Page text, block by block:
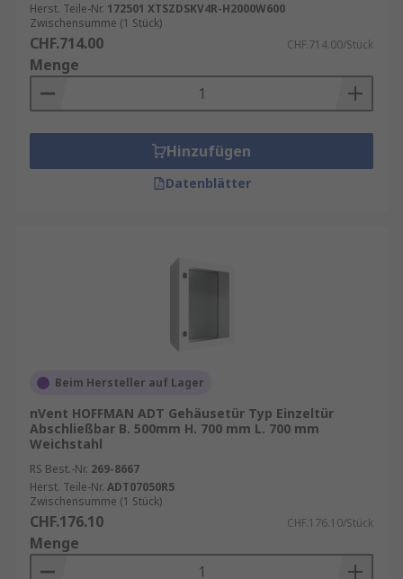
Herst. Teile-Nr. 172501 XTSZDSKV4R-H2000W600
Zwischensumme (1 Stück)
CHF.714.00 CHF.714.00/Stück
Menge
Hinzufügen
Datenblätter
Beim Hersteller auf Lager
nVent HOFFMAN ADT Gehäusetür Typ Einzeltür
Abschließbar B. 500mm H. 700 mm L. 700 mm
Weichstahl
RS Best.-Nr. 269-8667
Herst. Teile-Nr. ADT07050R5
Zwischensumme (1 Stück)
CHF.176.10 CHF.176.10/Stück
Menge